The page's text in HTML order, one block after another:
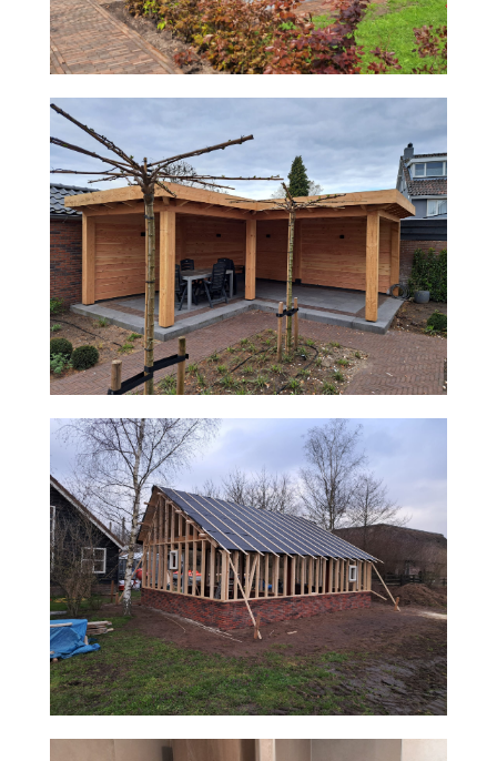
SCHUUR IN PUTTEN
COMPLETE VERBOUWING APPARTEMENT